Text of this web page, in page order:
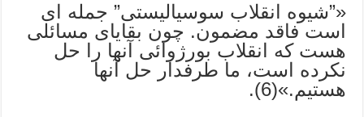
«”شیوه انقلاب سوسیالیستی” جمله ای
است فاقد مضمون. چون بقایای مسائلی
هست که انقلاب بورژوائی آنها را حل
نکرده است، ما طرفدار حل آنها
هستیم.»(6).